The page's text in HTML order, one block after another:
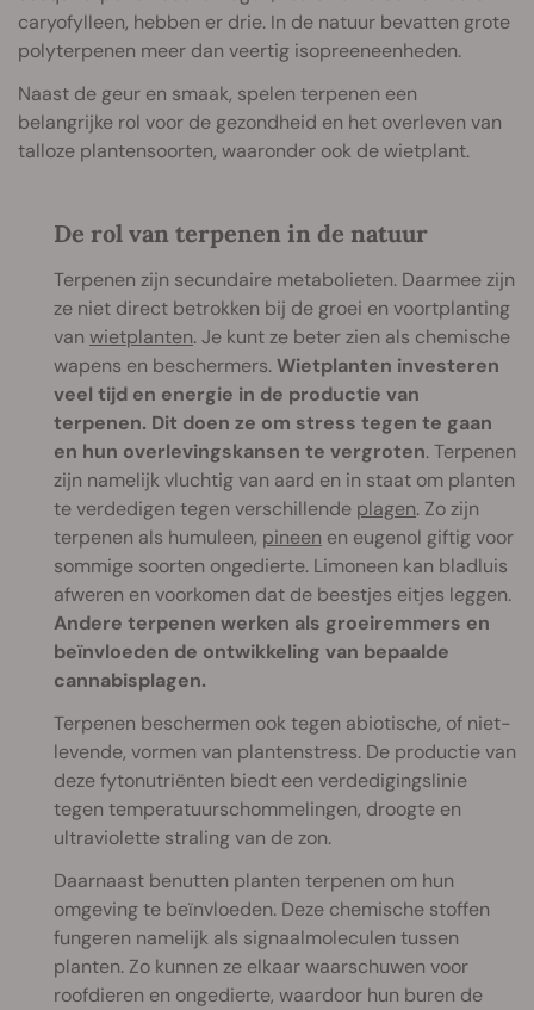
caryofylleen, hebben er drie. In de natuur bevatten grote
polyterpenen meer dan veertig isopreeneenheden.
Naast de geur en smaak, spelen terpenen een
belangrijke rol voor de gezondheid en het overleven van
talloze plantensoorten, waaronder ook de wietplant.
De rol van terpenen in de natuur
Terpenen zijn secundaire metabolieten. Daarmee zijn
ze niet direct betrokken bij de groei en voortplanting
van wietplanten. Je kunt ze beter zien als chemische
wapens en beschermers.Wietplanten investeren
veel tijd en energie in de productie van
terpenen. Dit doen ze om stress tegen te gaan
en hun overlevingskansen te vergroten. Terpenen
zijn namelijk vluchtig van aard en in staat om planten
te verdedigen tegen verschillende plagen. Zo zijn
terpenen als humuleen, pineen en eugenol giftig voor
sommige soorten ongedierte. Limoneen kan bladluis
afweren en voorkomen dat de beestjes eitjes leggen.
Andere terpenen werken als groeiremmers en
beïnvloeden de ontwikkeling van bepaalde
cannabisplagen.
Terpenen beschermen ook tegen abiotische, of niet-
levende, vormen van plantenstress. De productie van
deze fytonutriënten biedt een verdedigingslinie
tegen temperatuurschommelingen, droogte en
ultraviolette straling van de zon.
Daarnaast benutten planten terpenen om hun
omgeving te beïnvloeden. Deze chemische stoffen
fungeren namelijk als signaalmoleculen tussen
planten. Zo kunnen ze elkaar waarschuwen voor
roofdieren en ongedierte, waardoor hun buren de